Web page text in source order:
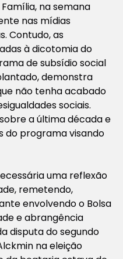
na semana
nas mídias
Contudo, as
à dicotomia do
de subsídio social
demonstra
não tenha acabado
sociais.
a última década e
do programa visando
uma reflexão
remetendo,
envolvendo o Bolsa
e abrangência
disputa do segundo
na eleição